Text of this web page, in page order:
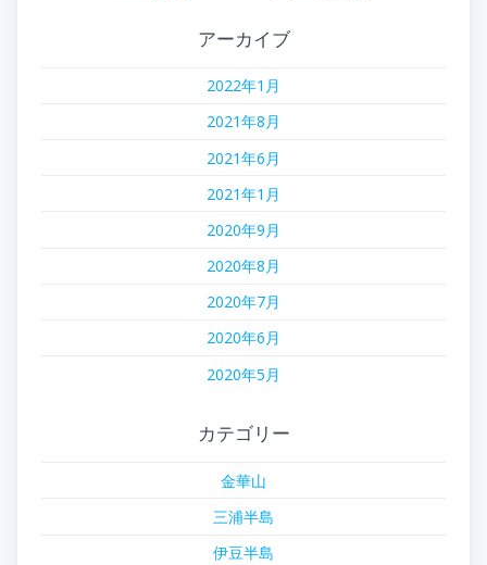
アーカイブ
2022年1月
2021年8月
2021年6月
2021年1月
2020年9月
2020年8月
2020年7月
2020年6月
2020年5月
カテゴリー
金華山
三浦半島
伊豆半島